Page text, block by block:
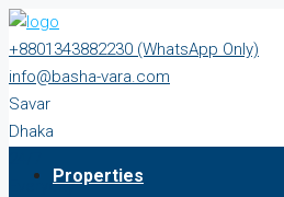
+8801343882230 (WhatsApp Only)
info@basha-vara.com
Savar
Dhaka
EverydayProperties